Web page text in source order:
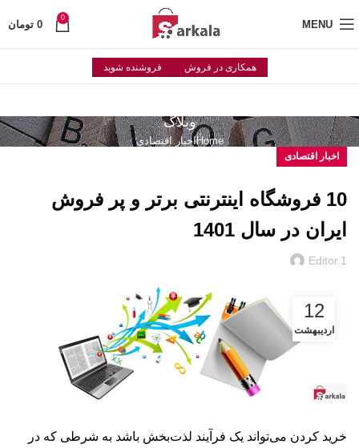
MENU
0
0 تومان
همکاری در فروش فروشنده شوید
وبلاگ
Homeاخبار اقتصادی
اخبار اقتصادی
10 فروشگاه اینترنتی برتر و پر فروش
ایران در سال 1401
Editor.1
12
اردیبهشت
خرید کردن می‌تواند یک فرآیند لذت‌بخش باشد به شرطی که در